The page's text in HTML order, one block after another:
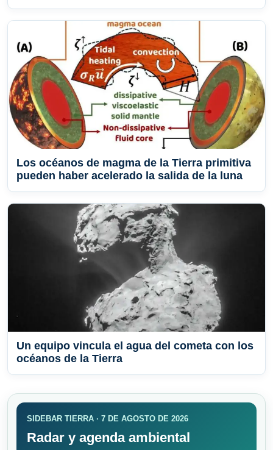
Los océanos de magma de la Tierra primitiva
pueden haber acelerado la salida de la luna
Un equipo vincula el agua del cometa con los
océanos de la Tierra
SIDEBAR TIERRA · 7 DE AGOSTO DE 2026
Radar y agenda ambiental